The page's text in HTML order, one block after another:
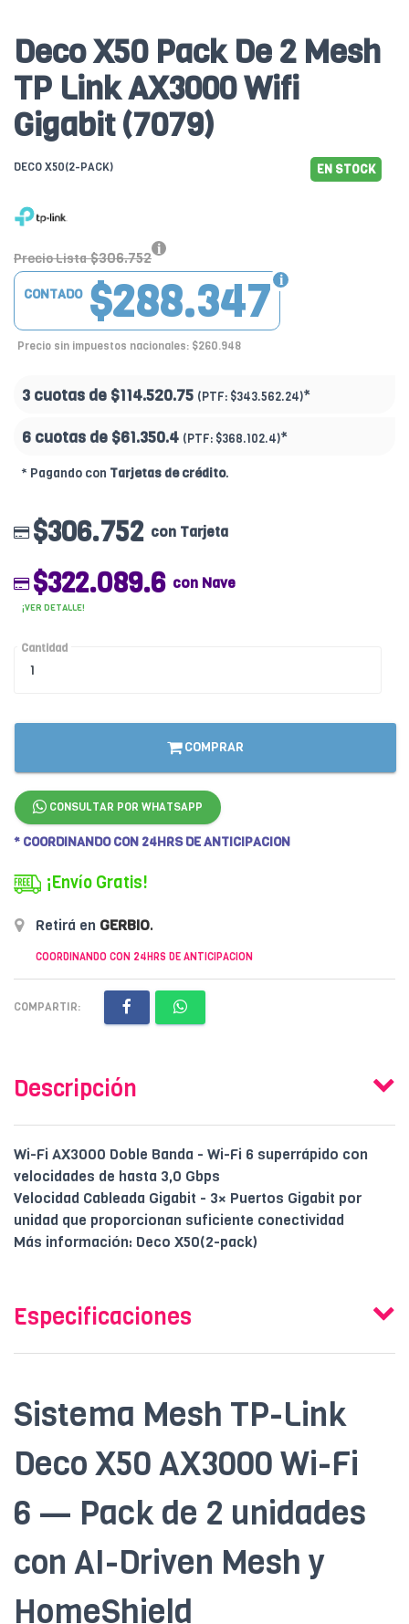
Deco X50 Pack De 2 Mesh
TP Link AX3000 Wifi
Gigabit (7079)
DECO X50(2-PACK) EN STOCK
Precio Lista $306.752
$288.347
CONTADO
Precio sin impuestos nacionales: $260.948
3 cuotas de $114.520.75 (PTF: $343.562.24)*
6 cuotas de $61.350.4 (PTF: $368.102.4)*
* Pagando con Tarjetas de crédito.
$306.752 con Tarjeta
$322.089.6 con Nave
¡VER DETALLE!
Cantidad
COMPRAR
CONSULTAR POR WHATSAPP
* COORDINANDO CON 24HRS DE ANTICIPACION
¡Envío Gratis!
Retirá en GERBIO.
COORDINANDO CON 24HRS DE ANTICIPACION
COMPARTIR:
Descripción
Wi-Fi AX3000 Doble Banda - Wi-Fi 6 superrápido con
velocidades de hasta 3,0 Gbps
Velocidad Cableada Gigabit - 3× Puertos Gigabit por
unidad que proporcionan suficiente conectividad
Más información: Deco X50(2-pack)
Especificaciones
Sistema Mesh TP-Link
Deco X50 AX3000 Wi-Fi
6 — Pack de 2 unidades
con AI-Driven Mesh y
HomeShield